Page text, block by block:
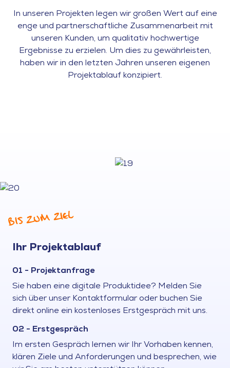
In unseren Projekten legen wir großen Wert auf eine
enge und partnerschaftliche Zusammenarbeit mit
unseren Kunden, um qualitativ hochwertige
Ergebnisse zu erzielen. Um dies zu gewährleisten,
haben wir in den letzten Jahren unseren eigenen
Projektablauf konzipiert.
BIS ZUM ZIEL
Ihr Projektablauf
01 - Projektanfrage
Sie haben eine digitale Produktidee? Melden Sie
sich über unser Kontaktformular oder buchen Sie
direkt online ein kostenloses Erstgespräch mit uns.
02 - Erstgespräch
Im ersten Gespräch lernen wir Ihr Vorhaben kennen,
klären Ziele und Anforderungen und besprechen, wie